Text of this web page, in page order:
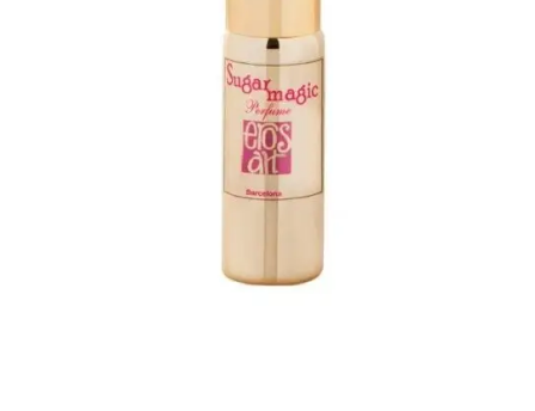
AÑADIR AL
CARRITO